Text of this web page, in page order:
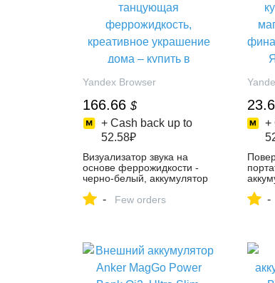
Yandex Browser
166.66 $
+ Cash back up to
52.58₽
Визуализатор звука на
основе феррожидкости -
черно-белый, аккумулятор
феррожидкость,
Маркете, 4584627213
- Few orders
23.6
+
-